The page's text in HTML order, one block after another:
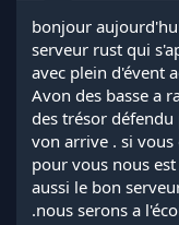
d
e
l
d
i
s
c
u
s
t
bonjour
serveur rust qui
avec plein d'évent
Avon des basse a
des trésor
von arrive . si
pour vous nous
aussi le bon
.nous serons a